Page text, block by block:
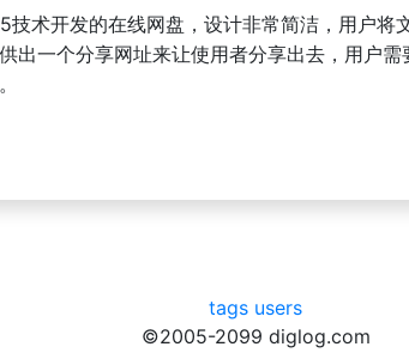
术开发的在线网盘，设计非常简洁，用户将
出一个分享网址来让使用者分享出去，用户
tags users
©2005-2099 diglog.com